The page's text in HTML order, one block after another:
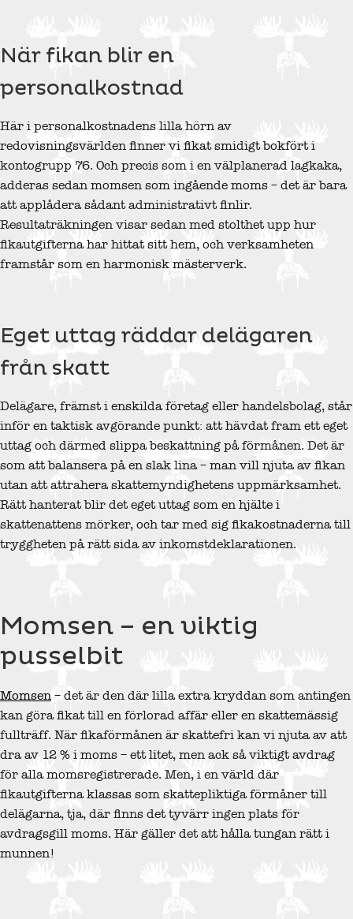
När fikan blir en
personalkostnad
Här i personalkostnadens lilla hörn av
redovisningsvärlden finner vi fikat smidigt bokfört i
kontogrupp 76. Och precis som i en välplanerad lagkaka,
adderas sedan momsen som ingående moms – det är bara
att applådera sådant administrativt finlir.
Resultaträkningen visar sedan med stolthet upp hur
fikautgifterna har hittat sitt hem, och verksamheten
framstår som en harmonisk mästerverk.
Eget uttag räddar delägaren
från skatt
Delägare, främst i enskilda företag eller handelsbolag, står
inför en taktisk avgörande punkt: att hävdat fram ett eget
uttag och därmed slippa beskattning på förmånen. Det är
som att balansera på en slak lina – man vill njuta av fikan
utan att attrahera skattemyndighetens uppmärksamhet.
Rätt hanterat blir det eget uttag som en hjälte i
skattenattens mörker, och tar med sig fikakostnaderna till
tryggheten på rätt sida av inkomstdeklarationen.
Momsen – en viktig
pusselbit
Momsen – det är den där lilla extra kryddan som antingen
kan göra fikat till en förlorad affär eller en skattemässig
fullträff. När fikaförmånen är skattefri kan vi njuta av att
dra av 12 % i moms – ett litet, men ack så viktigt avdrag
för alla momsregistrerade. Men, i en värld där
fikautgifterna klassas som skattepliktiga förmåner till
delägarna, tja, där finns det tyvärr ingen plats för
avdragsgill moms. Här gäller det att hålla tungan rätt i
munnen!